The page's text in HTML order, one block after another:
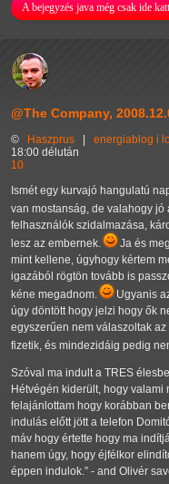
A bejegyzés java még csak ide
@The Company,
© Haszprus energiablog i
18:00 délután
10
Ismét egy kurvajó hangulatú
van mostanság, de valahogy jó
felhasználók szidalmazása,
lesz az embernek.
Ja és
mint kellene, úgyhogy kértem
igazából rögtön tovább is
kéne megadnom.
Ugyanis
úgy döntött hogy jelzi hogy ők
egyszerűen nem válaszoltak
fizetik, és mindezidáig pedig
Szóval ma indult a TRES
Hétvégén kiderült, hogy
felajánlottam hogy korábban
indulás előtt jött a telefon
máv hogy értette hogy ma
hanem úgy, hogy éjfélkor
éppen indulok. - and Olivér